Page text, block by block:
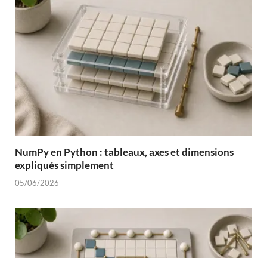
NumPy en Python : tableaux, axes et dimensions
expliqués simplement
05/06/2026